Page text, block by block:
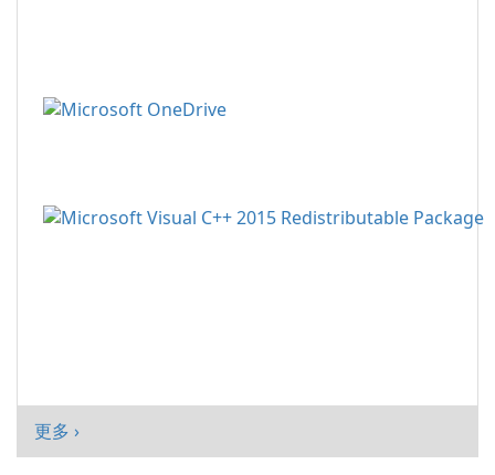
更多 ›